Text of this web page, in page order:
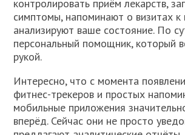
контролировать приём лекарств,
симптомы, напоминают о визитах к
анализируют ваше состояние. По
персональный помощник, который
рукой.
Интересно, что с момента
фитнес-трекеров и простых
мобильные приложения
вперёд. Сейчас они не просто